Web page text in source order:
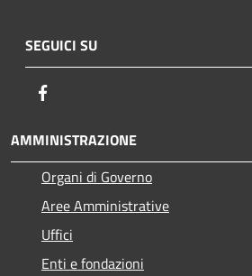
SEGUICI SU
AMMINISTRAZIONE
Organi di Governo
Aree Amministrative
Uffici
Enti e fondazioni